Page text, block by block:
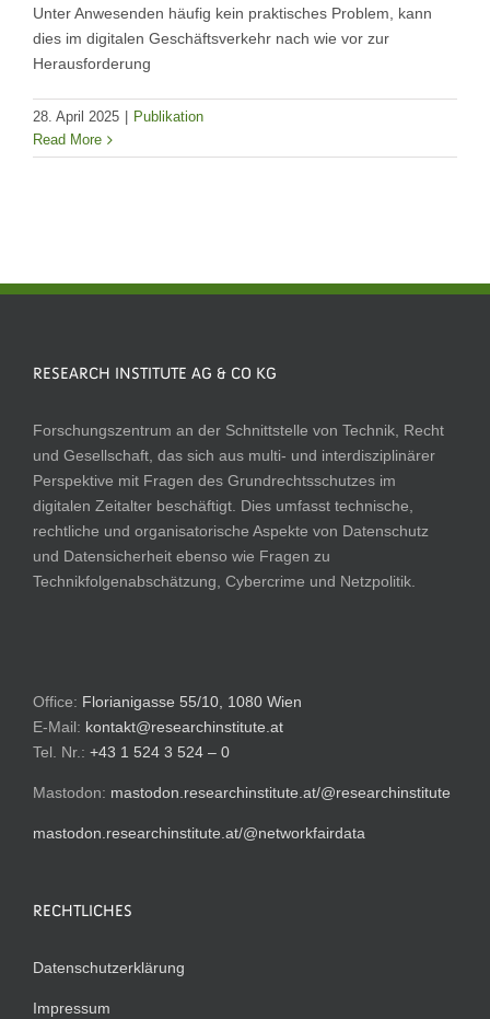
Unter Anwesenden häufig kein praktisches Problem, kann
dies im digitalen Geschäftsverkehr nach wie vor zur
Herausforderung
28. April 2025
Publikation
Read More
RESEARCH INSTITUTE AG & CO KG
Forschungszentrum an der Schnittstelle von Technik, Recht
und Gesellschaft, das sich aus multi- und interdisziplinärer
Perspektive mit Fragen des Grundrechtsschutzes im
digitalen Zeitalter beschäftigt. Dies umfasst technische,
rechtliche und organisatorische Aspekte von Datenschutz
und Datensicherheit ebenso wie Fragen zu
Technikfolgenabschätzung, Cybercrime und Netzpolitik.
Office: Florianigasse 55/10, 1080 Wien
E-Mail: kontakt@researchinstitute.at
Tel. Nr.: +43 1 524 3 524 – 0
Mastodon: mastodon.researchinstitute.at/@researchinstitute
mastodon.researchinstitute.at/@networkfairdata
RECHTLICHES
Datenschutzerklärung
Impressum